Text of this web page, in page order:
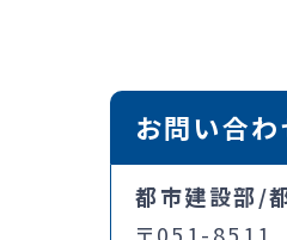
お問い合わ
都市建設部/